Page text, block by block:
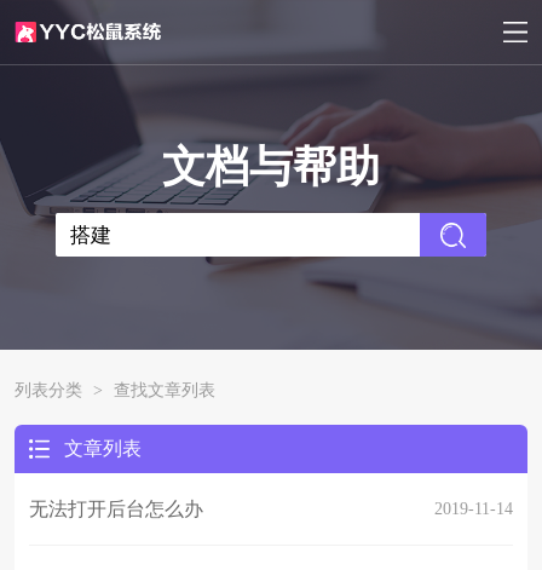
文档与帮助
列表分类 > 查找文章列表
文章列表
无法打开后台怎么办 2019-11-14